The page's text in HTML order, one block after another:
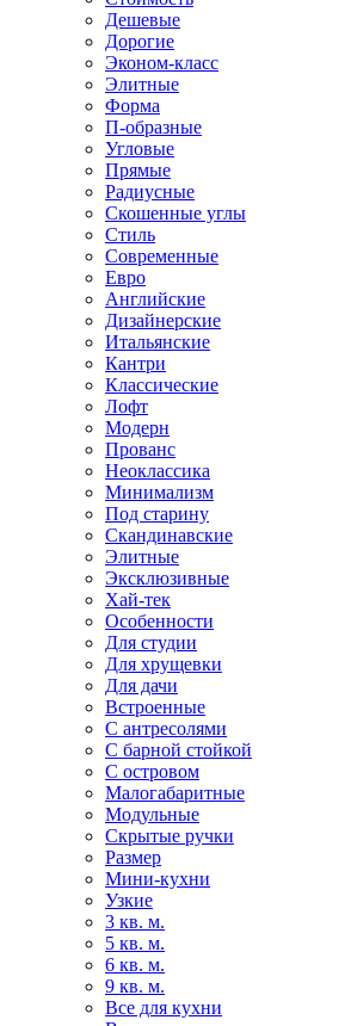
Дешевые
Дорогие
Эконом-класс
Элитные
Форма
П-образные
Угловые
Прямые
Радиусные
Скошенные углы
Стиль
Современные
Евро
Английские
Дизайнерские
Итальянские
Кантри
Классические
Лофт
Модерн
Прованс
Неоклассика
Минимализм
Под старину
Скандинавские
Элитные
Эксклюзивные
Хай-тек
Особенности
Для студии
Для хрущевки
Для дачи
Встроенные
С антресолями
С барной стойкой
С островом
Малогабаритные
Модульные
Скрытые ручки
Размер
Мини-кухни
Узкие
3 кв. м.
5 кв. м.
6 кв. м.
9 кв. м.
Все для кухни